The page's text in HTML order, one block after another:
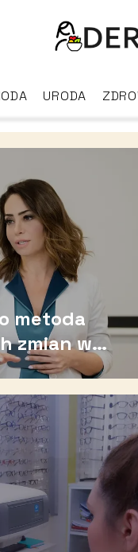
URODA
metoda
zmian w